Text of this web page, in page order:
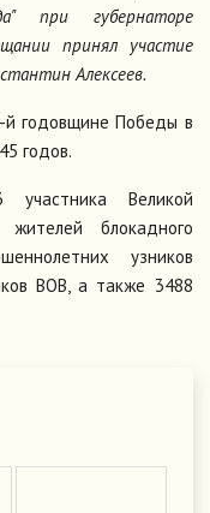
при губернаторе
принял участие
Алексеев.
й годовщине Победы в
годов.
Великой
блокадного
узников
ВОВ, а также 3488